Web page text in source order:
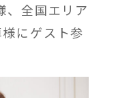
、全国エリア
にゲスト参